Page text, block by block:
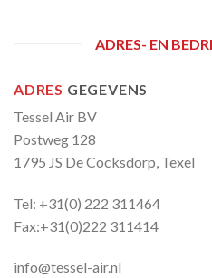
ADRES- EN
ADRES GEGEVENS
Tessel Air BV
Postweg 128
1795 JS De Cocksdorp, Texel
Tel: +31(0) 222 311464
Fax:+31(0)222 311414
info@tessel-air.nl